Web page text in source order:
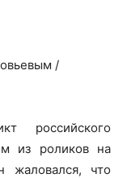
/
российского
из роликов на
жаловался, что